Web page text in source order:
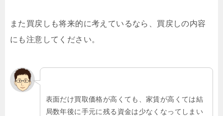
また買戻しも将来的に考えているなら、買戻しの内容
にも注意してください。
表面だけ買取価格が高くても、家賃が高くては結
局数年後に手元に残る資金は少なくなってしまい